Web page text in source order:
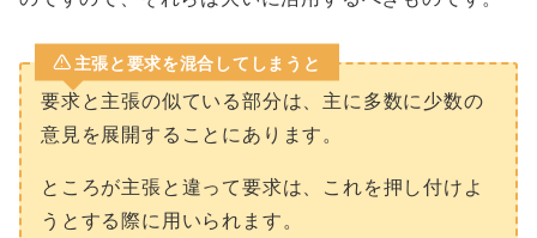
主張と要求を混合してしまうと
要求と主張の似ている部分は、主に多数に少数の
意見を展開することにあります。
ところが主張と違って要求は、これを押し付けよ
うとする際に用いられます。